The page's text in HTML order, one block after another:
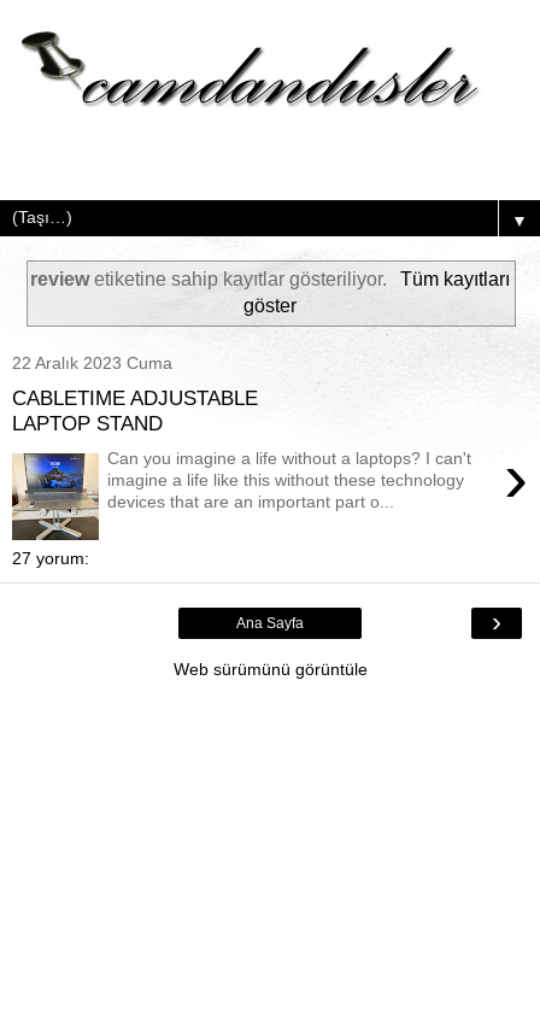
▼
reviewetiketine sahip kayıtlar gösteriliyor.
Tüm kayıtları
göster
22 Aralık 2023 Cuma
CABLETIME ADJUSTABLE
LAPTOP STAND
›
Can you imagine a life without a laptops? I can't
imagine a life like this without these technology
devices that are an important part o...
27 yorum:
›
Ana Sayfa
Web sürümünü görüntüle